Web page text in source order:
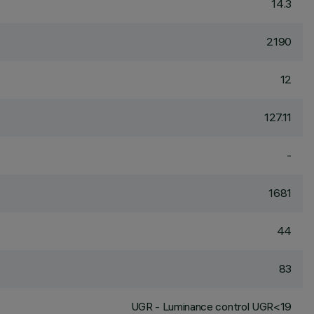
14.3
2190
12
127.11
-
1681
44
83
UGR - Luminance control UGR<19